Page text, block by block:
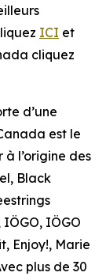
ICI et
cliquez
d’une
est le
l’origine des
Black
IÖGO
Enjoy!, Marie
plus de 30